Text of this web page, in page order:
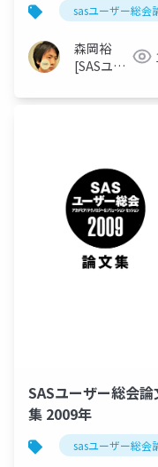
sasユーザー総会
森岡裕
[SASユー
世話人]
SASユーザー総会論
集 2009年
sasユーザー総会